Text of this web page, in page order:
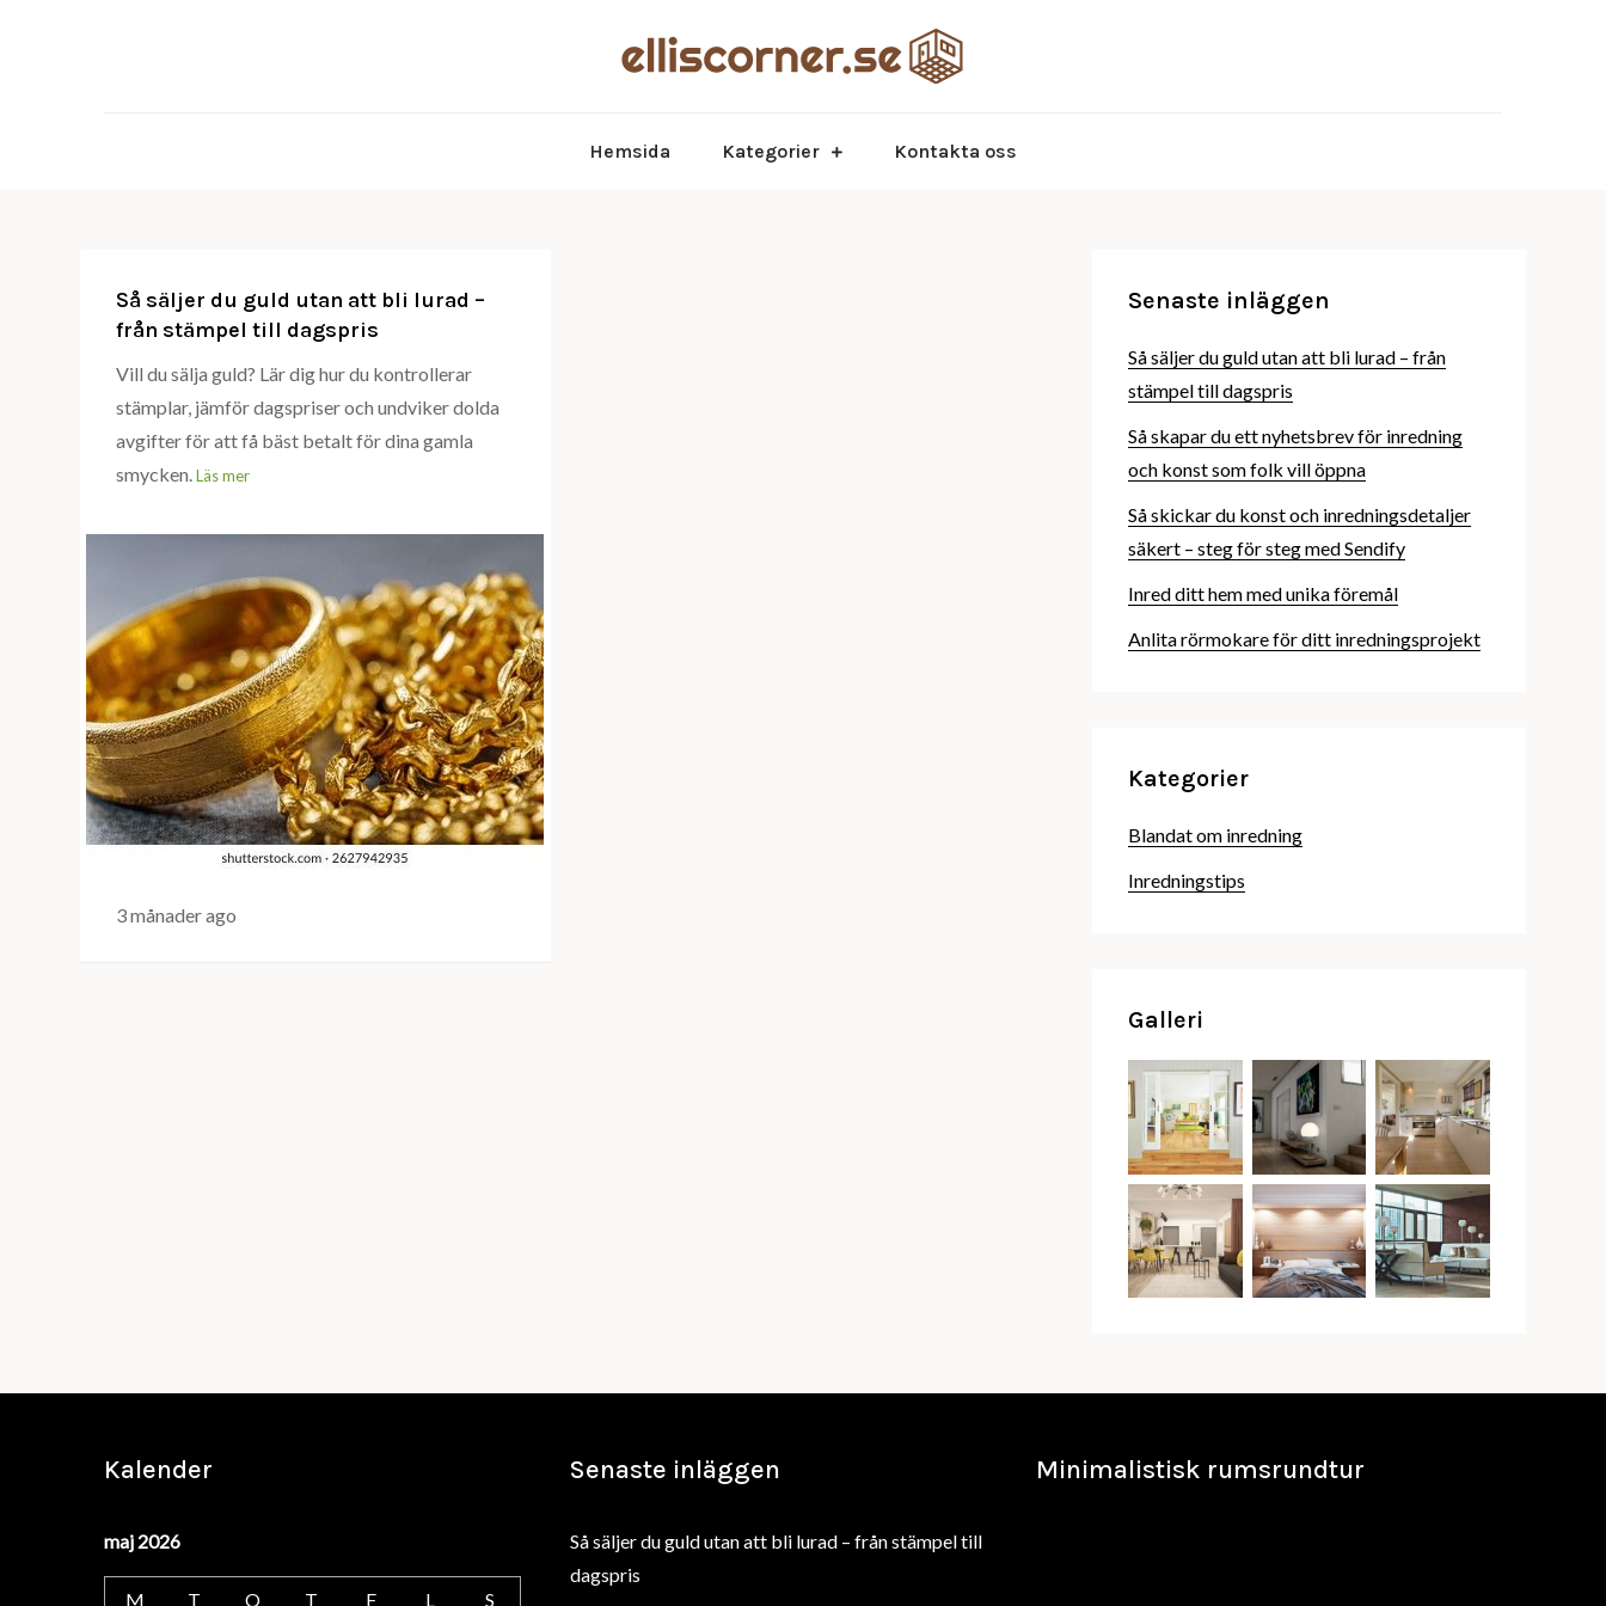
Hemsida Kategorier Kontakta oss
Så säljer du guld utan att bli lurad –
från stämpel till dagspris
Vill du sälja guld? Lär dig hur du kontrollerar
stämplar, jämför dagspriser och undviker dolda
avgifter för att få bäst betalt för dina gamla
smycken.
3 månader ago
Senaste inläggen
Så säljer du guld utan att bli lurad – från
stämpel till dagspris
Så skapar du ett nyhetsbrev för inredning
och konst som folk vill öppna
Så skickar du konst och inredningsdetaljer
säkert – steg för steg med Sendify
Inred ditt hem med unika föremål
Anlita rörmokare för ditt inredningsprojekt
Kategorier
Blandat om inredning
Inredningstips
Galleri
Kalender
maj 2026
M T O T F L S
Senaste inläggen
Så säljer du guld utan att bli lurad – från stämpel till
dagspris
Minimalistisk rumsrundtur